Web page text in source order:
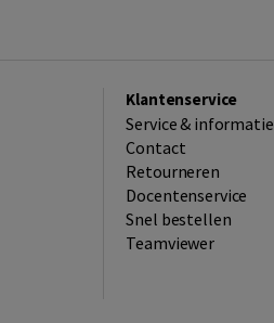
Klantenservice
Service & informatie
Contact
Retourneren
Docentenservice
Snel bestellen
Teamviewer